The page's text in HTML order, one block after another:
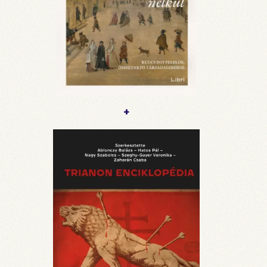
nemzetiségeken, korosztályokon átívelő módon -
apró, ám annál jelentőségteljesebb lépésenként.
A könyvben végig arra biztatom a kedves olvasót,
hogy képzelje maga elé az ideális állampolgárt, és
kérdőjelezze meg a saját kötődését azokhoz a
szabályokhoz, amelyeket "törvényként" ismerünk.
Ez a könyv nem a rossz és a jó törvényekről szól,
problémás cégeket, kormányokat vagy
szervezeteket a felelősségvállalás alól. Ez a könyv
állampolgárként, és bújtunk a törvények mögé,
illetve mit tehetünk ez ellen most, együtt,
konstruktívan és erőszakmentesen."
+